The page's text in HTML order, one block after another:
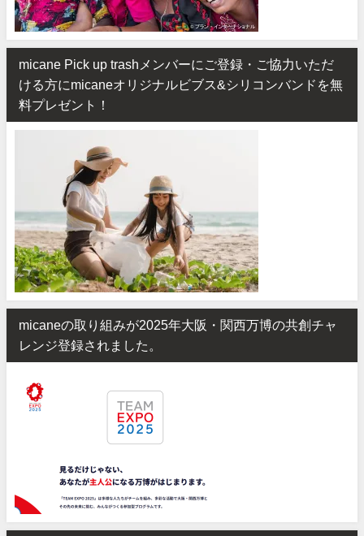
micane Pick up trashメンバーにご登録・ご協力いただ
ける方にmicaneオリジナルビブス&シリコンバンドを無
料プレゼント！
micaneの取り組みが2025年大阪・関西万博の共創チャ
レンジ登録されました。